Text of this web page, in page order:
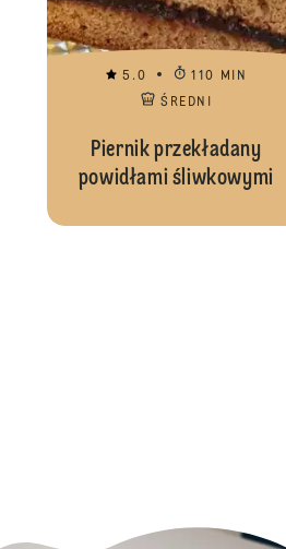
5.0
110 MIN
ŚREDNI
Piernik przekładany
powidłami śliwkowymi